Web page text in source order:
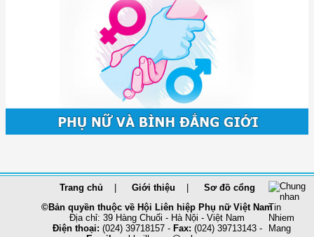
Trang chủ Giới thiệu
Sơ đồ cổng
©Bản quyền thuộc về Hội Liên hiệp Phụ nữ Việt Nam
Địa chỉ: 39 Hàng Chuối - Hà Nội - Việt Nam
Điện thoại: (024) 39718157 - Fax: (024) 39713143 -